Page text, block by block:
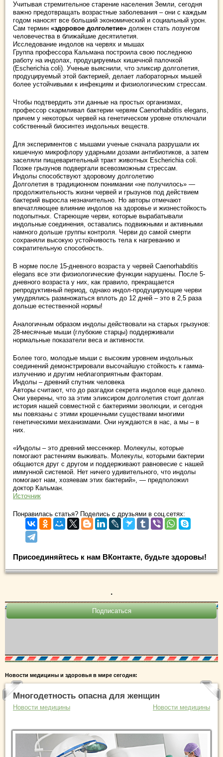
Учитывая стремительное старение населения Земли, сегодня
важно предотвращать возрастные заболевания – они с каждым
годом наносят все больший экономический и социальный урон.
Сам термин «здоровое долголетие» должен стать лозунгом
человечества в ближайшие десятилетия.
Исследование индолов на червях и мышах
Группа профессора Кальмана построила свою последнюю
работу на индолах, продуцируемых кишечной палочкой
(Escherichia coli). Ученые выяснили, что эликсир долголетия,
продуцируемый этой бактерией, делает лабораторных мышей
более устойчивыми к инфекциям и физиологическим стрессам.
Чтобы подтвердить эти данные на простых организмах,
профессор скармливал бактерии червям Caenorhabditis elegans,
причем у некоторых червей на генетическом уровне отключали
собственный биосинтез индольных веществ.
Для экспериментов с мышами ученые сначала разрушали их
кишечную микрофлору ударными дозами антибиотиков, а затем
заселяли пищеварительный тракт животных Escherichia coli.
Позже грызунов подвергали всевозможным стрессам.
Индолы способствуют здоровому долголетию
Долголетия в традиционном понимании «не получилось» —
продолжительность жизни червей и грызунов под действием
бактерий выросла незначительно. Но авторы отмечают
впечатляющее влияние индолов на здоровье и жизнестойкость
подопытных. Стареющие черви, которые вырабатывали
индольные соединения, оставались подвижными и активными
намного дольше группы контроля. Черви до самой смерти
сохраняли высокую устойчивость тела к нагреванию и
сократительную способность.
В норме после 15-дневного возраста у червей Caenorhabditis
elegans все эти физиологические функции нарушены. После 5-
дневного возраста у них, как правило, прекращается
репродуктивный период, однако индол-продуцирующие черви
умудрялись размножаться вплоть до 12 дней – это в 2,5 раза
дольше естественной нормы!
Аналогичным образом индолы действовали на старых грызунов:
28-месячные мыши (глубокие старцы) поддерживали
нормальные показатели веса и активности.
Более того, молодые мыши с высоким уровнем индольных
соединений демонстрировали высочайшую стойкость к гамма-
излучению и другим неблагоприятным факторам.
Индолы – древний спутник человека
Авторы считают, что до разгадки секрета индолов еще далеко.
Они уверены, что за этим эликсиром долголетия стоит долгая
история нашей совместной с бактериями эволюции, и сегодня
мы повязаны с этими крошечными существами многими
генетическими механизмами. Они нуждаются в нас, а мы – в
них.
«Индолы – это древний мессенжер. Молекулы, которые
помогают растениям выживать. Молекулы, которыми бактерии
общаются друг с другом и поддерживают равновесие с нашей
иммунной системой. Нет ничего удивительного, что индолы
помогают нам, хозяевам этих бактерий», — предположил
доктор Кальман.
Источник
Понравилась статья? Поделись с друзьями в соц.сетях:
Присоединяйтесь к нам ВКонтакте, будьте здоровы!
.
Новости медицины и здоровья в мире сегодня:
Многодетность опасна для женщин
Новости медицины Новости медицины